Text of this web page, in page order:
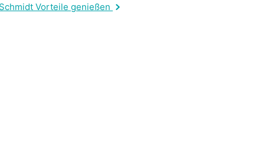
Vorteile genießen